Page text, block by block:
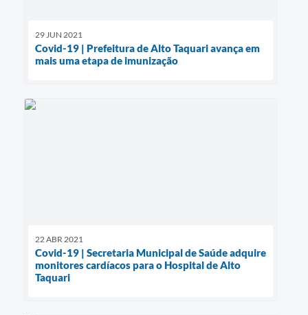
29 JUN 2021
Covid-19 | Prefeitura de Alto Taquari avança em
mais uma etapa de imunização
22 ABR 2021
Covid-19 | Secretaria Municipal de Saúde adquire
monitores cardíacos para o Hospital de Alto
Taquari